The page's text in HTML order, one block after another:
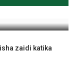
zaidi katika